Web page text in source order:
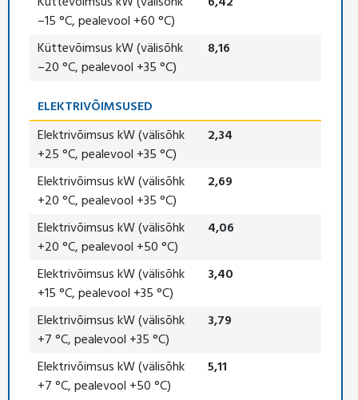
–15 °C, pealevool +60 °C)
Küttevõimsus kW (välisõhk
–20 °C, pealevool +35 °C)
8,16
ELEKTRIVÕIMSUSED
Elektrivõimsus kW (välisõhk
+25 °C, pealevool +35 °C)
2,34
Elektrivõimsus kW (välisõhk
+20 °C, pealevool +35 °C)
2,69
Elektrivõimsus kW (välisõhk
+20 °C, pealevool +50 °C)
4,06
Elektrivõimsus kW (välisõhk
+15 °C, pealevool +35 °C)
3,40
Elektrivõimsus kW (välisõhk
+7 °C, pealevool +35 °C)
3,79
Elektrivõimsus kW (välisõhk
+7 °C, pealevool +50 °C)
5,11